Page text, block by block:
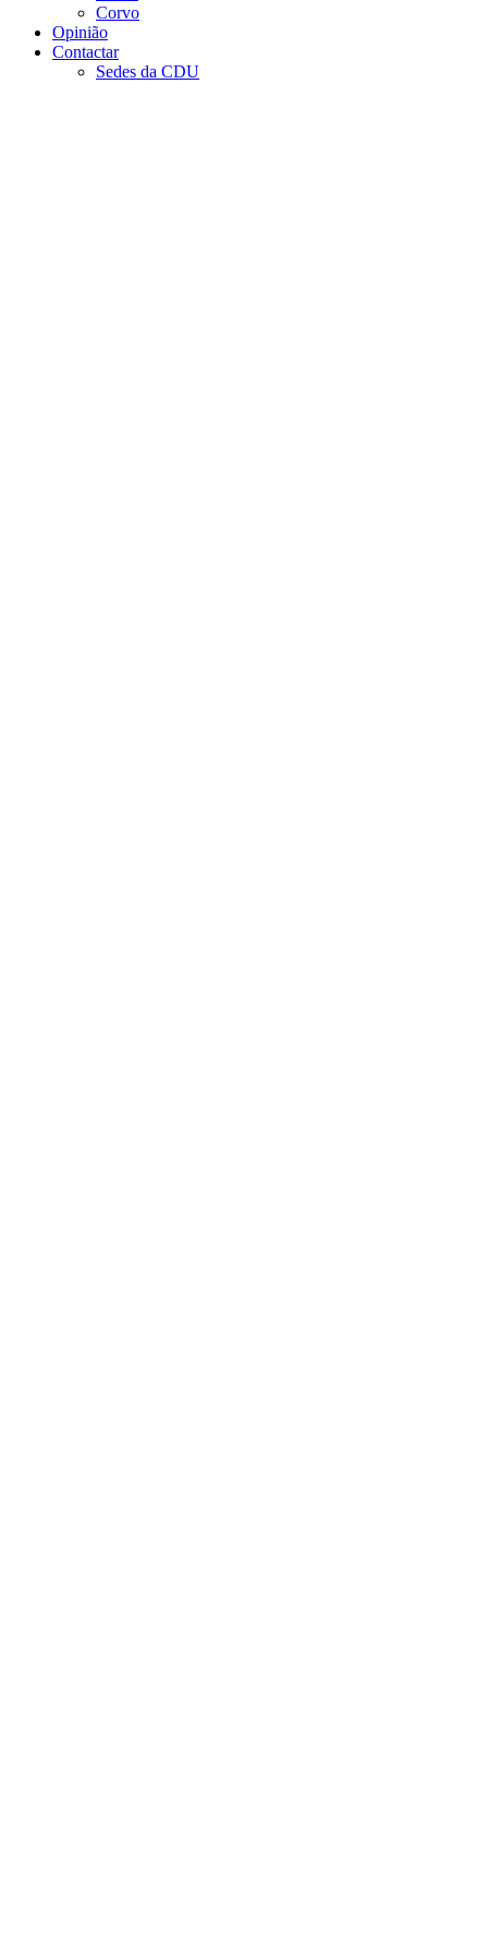
Corvo
Opinião
Contactar
Sedes da CDU